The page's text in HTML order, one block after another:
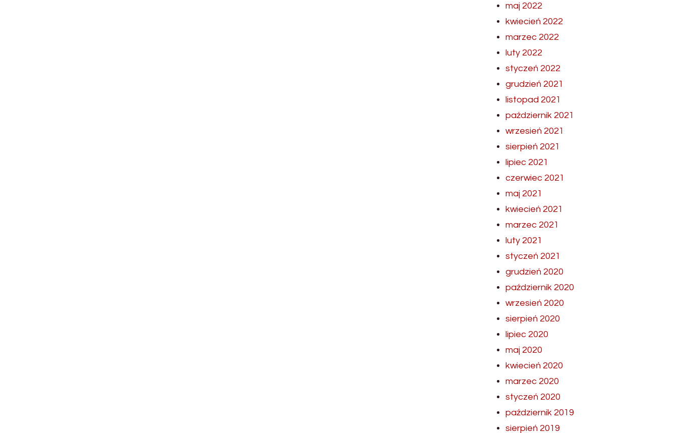
maj 2022
kwiecień 2022
marzec 2022
luty 2022
styczeń 2022
grudzień 2021
listopad 2021
październik 2021
wrzesień 2021
sierpień 2021
lipiec 2021
czerwiec 2021
maj 2021
kwiecień 2021
marzec 2021
luty 2021
styczeń 2021
grudzień 2020
październik 2020
wrzesień 2020
sierpień 2020
lipiec 2020
maj 2020
kwiecień 2020
marzec 2020
styczeń 2020
październik 2019
sierpień 2019